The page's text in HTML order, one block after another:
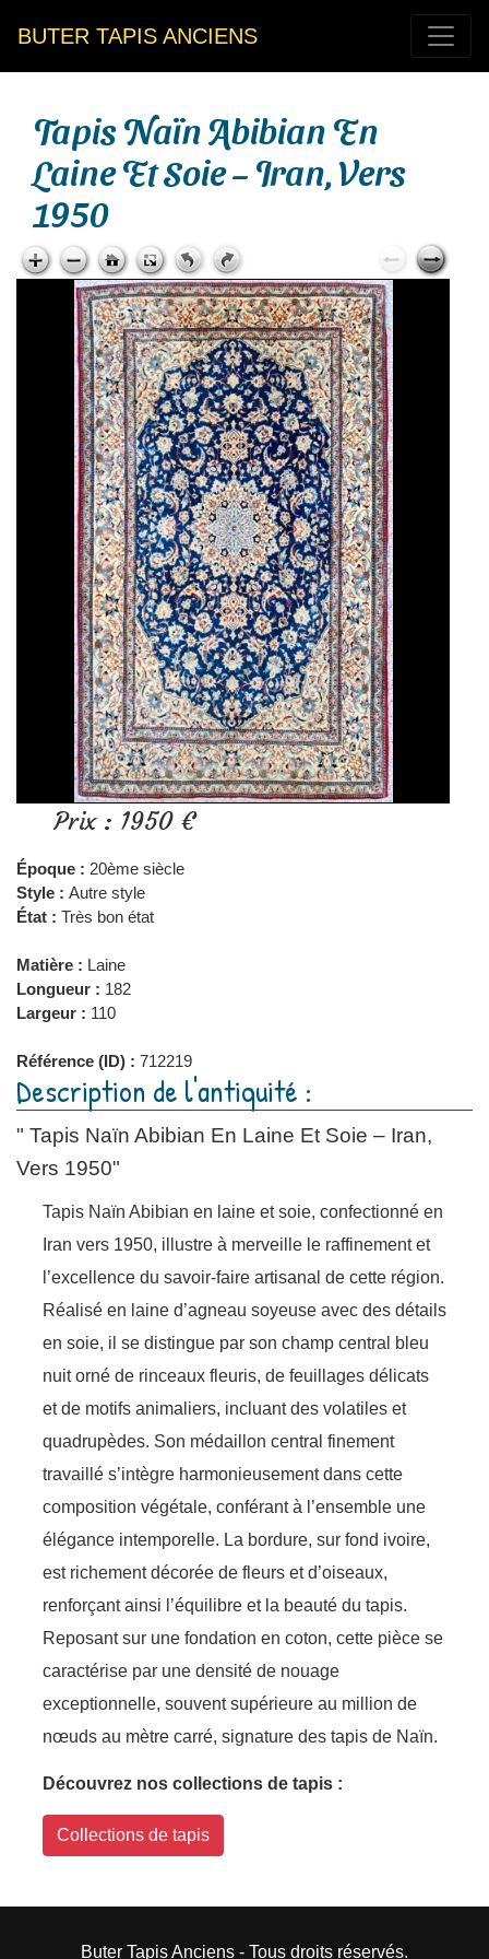
BUTER TAPIS ANCIENS
Tapis Naïn Abibian En
Laine Et Soie – Iran, Vers
1950
Prix : 1950 €
Époque : 20ème siècle
Style : Autre style
État : Très bon état
Matière : Laine
Longueur : 182
Largeur : 110
Référence (ID) : 712219
Description de l'antiquité :
" Tapis Naïn Abibian En Laine Et Soie – Iran,
Vers 1950"
Tapis Naïn Abibian en laine et soie, confectionné en
Iran vers 1950, illustre à merveille le raffinement et
l’excellence du savoir-faire artisanal de cette région.
Réalisé en laine d’agneau soyeuse avec des détails
en soie, il se distingue par son champ central bleu
nuit orné de rinceaux fleuris, de feuillages délicats
et de motifs animaliers, incluant des volatiles et
quadrupèdes. Son médaillon central finement
travaillé s’intègre harmonieusement dans cette
composition végétale, conférant à l’ensemble une
élégance intemporelle. La bordure, sur fond ivoire,
est richement décorée de fleurs et d’oiseaux,
renforçant ainsi l’équilibre et la beauté du tapis.
Reposant sur une fondation en coton, cette pièce se
caractérise par une densité de nouage
exceptionnelle, souvent supérieure au million de
nœuds au mètre carré, signature des tapis de Naïn.
Découvrez nos collections de tapis :
Collections de tapis
Buter Tapis Anciens - Tous droits réservés.